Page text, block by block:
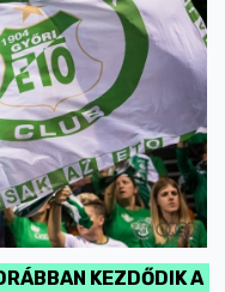
KEZDŐDIK A